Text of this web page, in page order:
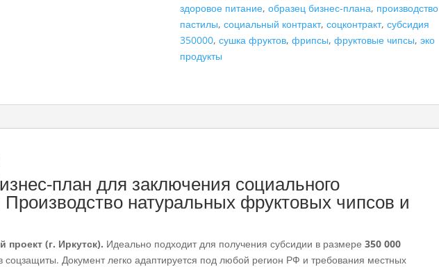
пастилы",
ИП
здоровое питание,образец бизнес-плана, производство
пастилы,социальный контракт,соцконтракт,субсидия
350000,сушка фруктов,фрипсы,фруктовые чипсы,эко
продукты
план для заключения социального
Производство натуральных фруктовых чипсов и
проект (г. Иркутск). Идеально подходит для получения субсидии в размере350 000
соцзащиты. Документ легко адаптируется под любой регион РФ и требования местных